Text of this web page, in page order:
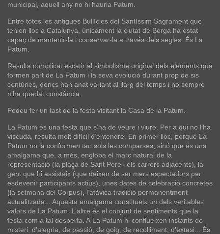
municipal, aquell any no hi hauria Patum.
Entre totes les antigues Bullícies del Santíssim Sagrament que
tenien lloc a Catalunya, únicament la ciutat de Berga ha estat
capaç de mantenir-la i conservar-la a través dels segles. És La
Patum
Resulta complicat escatir el simbolisme original dels elements que
formen part de La Patum i la seva evolució durant prop de sis
centúries, doncs han anat variant al llarg del temps i no sempre
n’ha quedat constància.
Podeu fer un tast de la festa visitant la Casa de la Patum
La Patum és una festa que s’ha de veure i viure. Per a qui no l’ha
viscuda, resulta molt difícil d’entendre. En primer lloc, perquè La
Patum no la conformen tan sols les comparses, sinó que és una
amalgama que, a més, engloba el marc natural de la
representació (la plaça de Sant Pere i els carrers adjacents), la
gent que hi assisteix (que deixen de ser mers espectadors per
esdevenir participants actius), unes dates de celebració concretes
(la setmana del Corpus), l’atàvica tradició permanentment
actualitzada... Aquesta amalgama constitueix un dels veritables
valors de La Patum . L’altre és el conjunt de sentiments que la
festa com a tal desperta. A La Patum hi conflueixen instants de
misteri, d’alegria, de passió, de goig, de recolliment, d’èxtasi... És